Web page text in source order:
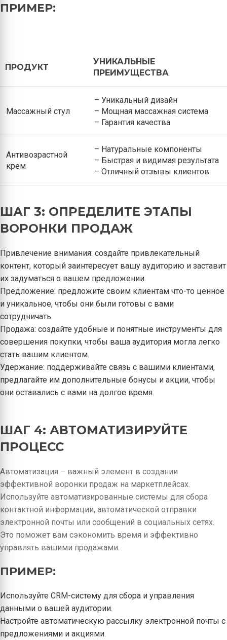
ПРИМЕР:
ПРОДУКТ
УНИКАЛЬНЫЕ
ПРЕИМУЩЕСТВА
Массажный стул
– Уникальный дизайн
– Мощная массажная система
– Гарантия качества
Антивозрастной
крем
– Натуральные компоненты
– Быстрая и видимая результата
– Отличный отзывы клиентов
ШАГ 3: ОПРЕДЕЛИТЕ ЭТАПЫ
ВОРОНКИ ПРОДАЖ
Привлечение внимания: создайте привлекательный
контент, который заинтересует вашу аудиторию и заставит
их задуматься о вашем предложении.
Предложение: предложите своим клиентам что-то ценное
и уникальное, чтобы они были готовы с вами
сотрудничать.
Продажа: создайте удобные и понятные инструменты для
совершения покупки, чтобы ваша аудитория могла легко
стать вашим клиентом.
Удержание: поддерживайте связь с вашими клиентами,
предлагайте им дополнительные бонусы и акции, чтобы
они оставались с вами на долгое время.
ШАГ 4: АВТОМАТИЗИРУЙТЕ
ПРОЦЕСС
Автоматизация – важный элемент в создании
эффективной воронки продаж на маркетплейсах.
Используйте автоматизированные системы для сбора
контактной информации, автоматической отправки
электронной почты или сообщений в социальных сетях.
Это поможет вам сэкономить время и эффективно
управлять вашими продажами.
ПРИМЕР:
Используйте CRM-систему для сбора и управления
данными о вашей аудитории.
Настройте автоматическую рассылку электронной почты с
предложениями и акциями.